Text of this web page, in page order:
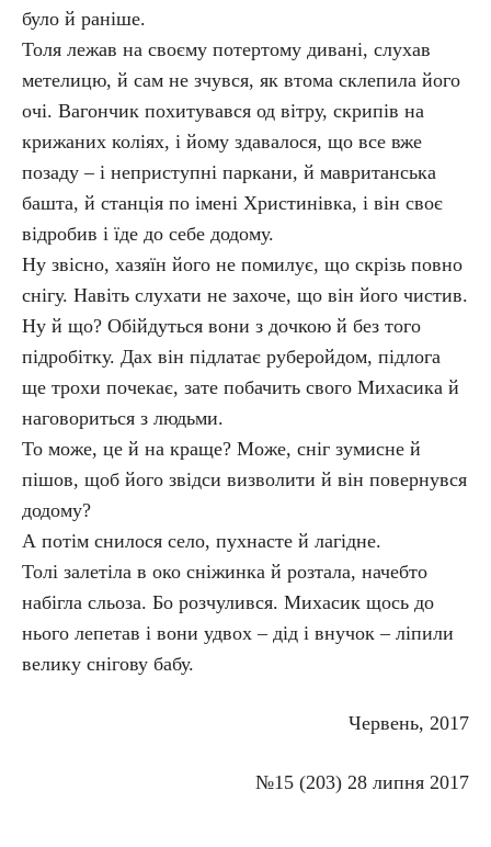
було й раніше.
Толя лежав на своєму потертому дивані, слухав
метелицю, й сам не зчувся, як втома склепила його
очі. Вагончик похитувався од вітру, скрипів на
крижаних коліях, і йому здавалося, що все вже
позаду – і неприступні паркани, й мавританська
башта, й станція по імені Христинівка, і він своє
відробив і їде до себе додому.
Ну звісно, хазяїн його не помилує, що скрізь повно
снігу. Навіть слухати не захоче, що він його чистив.
Ну й що? Обійдуться вони з дочкою й без того
підробітку. Дах він підлатає руберойдом, підлога
ще трохи почекає, зате побачить свого Михасика й
наговориться з людьми.
То може, це й на краще? Може, сніг зумисне й
пішов, щоб його звідси визволити й він повернувся
додому?
А потім снилося село, пухнасте й лагідне.
Толі залетіла в око сніжинка й розтала, начебто
набігла сльоза. Бо розчулився. Михасик щось до
нього лепетав і вони удвох – дід і внучок – ліпили
велику снігову бабу.
Червень, 2017
№15 (203) 28 липня 2017